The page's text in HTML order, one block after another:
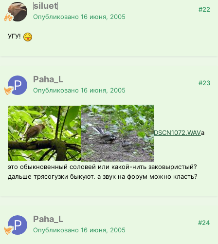
siluet
Опубликовано 16 июня, 2005
#22
УГУ!
Paha_L
Опубликовано 16 июня, 2005
#23
DSCN1072.WAVа
это обыкновенный соловей или какой-нить заковыристый?
дальше трясогузки быкуют. а звук на форум можно класть?
Paha_L
Опубликовано 16 июня, 2005
#24